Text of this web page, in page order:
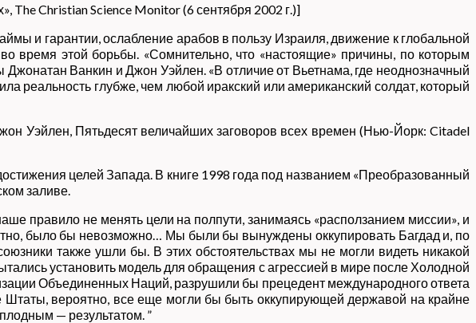
The Christian Science Monitor (6 сентября 2002 г.)]
и гарантии, ослабление арабов в пользу Израиля, движение к глобальной
время этой борьбы. «Сомнительно, что «настоящие» причины, по которым
Ванкин и Джон Уэйлен. «В отличие от Вьетнама, где неоднозначный
реальность глубже, чем любой иракский или американский солдат, который
Уэйлен, Пятьдесят величайших заговоров всех времен (Нью-Йорк: Citadel
целей Запада. В книге 1998 года под названием «Преобразованный
заливе.
правило не менять цели на полпути, занимаясь «расползанием миссии», и
было бы невозможно… Мы были бы вынуждены оккупировать Багдад и, по
также ушли бы. В этих обстоятельствах мы не могли видеть никакой
установить модель для обращения с агрессией в мире после Холодной
Объединенных Наций, разрушили бы прецедент международного ответа
вероятно, все еще могли бы быть оккупирующей державой на крайне
— результатом. ”